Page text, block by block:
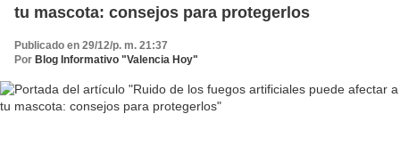
tu mascota: consejos para protegerlos
Publicado en 29/12/p. m. 21:37
Por Blog Informativo "Valencia Hoy"